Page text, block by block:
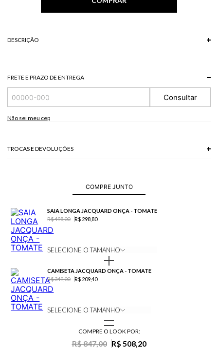
DESCRIÇÃO
100% VISCOSE
FRETE E PRAZO DE ENTREGA
Consultar
Não sei meu cep
TROCAS E DEVOLUÇÕES
COMPRE JUNTO
SAIA LONGA JACQUARD ONÇA - TOMATE
R$ 498,00
R$ 298,80
SELECIONE O TAMANHO
CAMISETA JACQUARD ONÇA - TOMATE
R$ 349,00
R$ 209,40
SELECIONE O TAMANHO
COMPRE O LOOK POR:
R$ 847,00 R$ 508,20